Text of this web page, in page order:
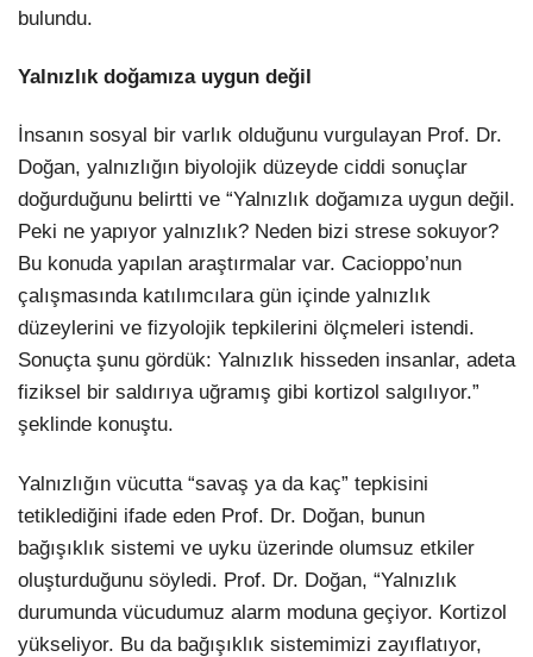
bulundu.
Yalnızlık doğamıza uygun değil
İnsanın sosyal bir varlık olduğunu vurgulayan Prof. Dr.
Doğan, yalnızlığın biyolojik düzeyde ciddi sonuçlar
doğurduğunu belirtti ve “Yalnızlık doğamıza uygun değil.
Peki ne yapıyor yalnızlık? Neden bizi strese sokuyor?
Bu konuda yapılan araştırmalar var. Cacioppo’nun
çalışmasında katılımcılara gün içinde yalnızlık
düzeylerini ve fizyolojik tepkilerini ölçmeleri istendi.
Sonuçta şunu gördük: Yalnızlık hisseden insanlar, adeta
fiziksel bir saldırıya uğramış gibi kortizol salgılıyor.”
şeklinde konuştu.
Yalnızlığın vücutta “savaş ya da kaç” tepkisini
tetiklediğini ifade eden Prof. Dr. Doğan, bunun
bağışıklık sistemi ve uyku üzerinde olumsuz etkiler
oluşturduğunu söyledi. Prof. Dr. Doğan, “Yalnızlık
durumunda vücudumuz alarm moduna geçiyor. Kortizol
yükseliyor. Bu da bağışıklık sistemimizi zayıflatıyor,